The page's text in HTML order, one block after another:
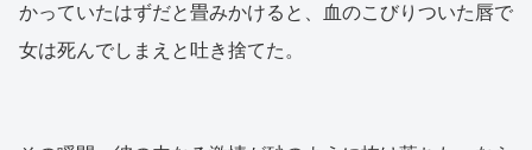
かっていたはずだと畳みかけると、血のこびりついた唇で
女は死んでしまえと吐き捨てた。